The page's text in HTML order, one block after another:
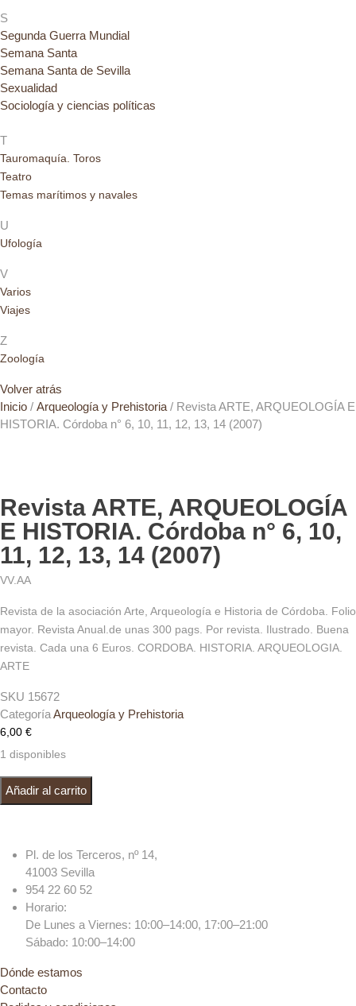
S
Segunda Guerra Mundial
Semana Santa
Semana Santa de Sevilla
Sexualidad
Sociología y ciencias políticas
T
Tauromaquía. Toros
Teatro
Temas marítimos y navales
U
Ufología
V
Varios
Viajes
Z
Zoología
Volver atrás
Inicio / Arqueología y Prehistoria / Revista ARTE, ARQUEOLOGÍA E
HISTORIA. Córdoba n° 6, 10, 11, 12, 13, 14 (2007)
Revista ARTE, ARQUEOLOGÍA
E HISTORIA. Córdoba n° 6, 10,
11, 12, 13, 14 (2007)
VV.AA
Revista de la asociación Arte, Arqueología e Historia de Córdoba. Folio
mayor. Revista Anual.de unas 300 pags. Por revista. Ilustrado. Buena
revista. Cada una 6 Euros. CORDOBA. HISTORIA. ARQUEOLOGIA.
ARTE
SKU 15672
CategoríaArqueología y Prehistoria
6,00 €
1 disponibles
Revista ARTE, ARQUEOLOGÍA E HISTORIA. Córdoba n° 6, 10, 11,
12, 13, 14 (2007) cantidad
Añadir al carrito
Pl. de los Terceros, nº 14,
41003 Sevilla
954 22 60 52
Horario:
De Lunes a Viernes: 10:00–14:00, 17:00–21:00
Sábado: 10:00–14:00
Dónde estamos
Contacto